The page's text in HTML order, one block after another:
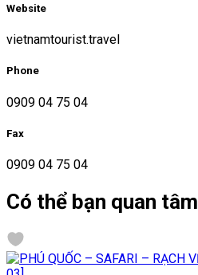
Website
vietnamtourist.travel
Phone
0909 04 75 04
Fax
0909 04 75 04
Có thể bạn quan tâm